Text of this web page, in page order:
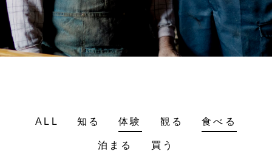
ALL 知る 体験 観る 食べる
泊まる 買う